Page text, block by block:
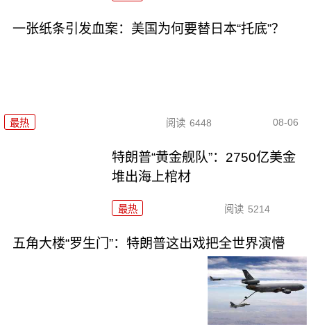
一张纸条引发血案：美国为何要替日本“托底”？
最热 阅读 6448 08-06
特朗普“黄金舰队”：2750亿美金
堆出海上棺材
最热 阅读 5214
五角大楼“罗生门”：特朗普这出戏把全世界演懵